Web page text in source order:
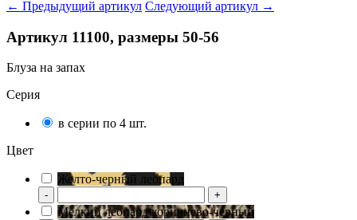
← Предыдущий артикул Следующий артикул →
Артикул 11100, размеры 50-56
Блуза на запах
Серия
в серии по 4 шт.
Цвет
Желто-черный леопард
- +
Мелкий леопард коричнево-черный